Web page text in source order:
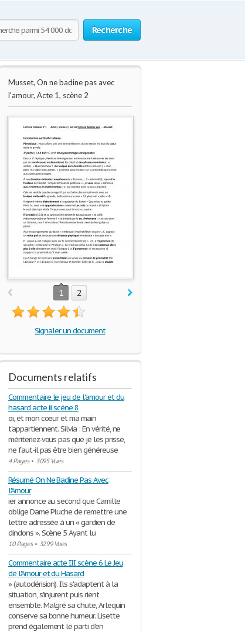
Recherche
Musset, On ne badine pas avec
l'amour, Acte 1, scène 2
1 2
Signaler un document
Documents relatifs
Commentaire le jeu de l'amour et du
hasard acte iii scéne 8
oi, et mon coeur et ma main
t'appartiennent. Silvia : En vérité, ne
mériteriez-vous pas que je les prisse,
ne faut-il pas être bien généreuse
4 Pages• 3095 Vues
Résumé On Ne Badine Pas Avec
l'Amour
ier annonce au second que Camille
oblige Dame Pluche de remettre une
lettre adressée à un « gardien de
dindons ». Scène 5 Ayant lu
10 Pages• 3299 Vues
Commentaire acte III scène 6 Le Jeu
de l'Amour et du Hasard
» (autodérision). Ils s'adaptent à la
situation, s'injurent puis rient
ensemble. Malgré sa chute, Arlequin
conserve sa bonne humeur. Lisette
prend également le parti d'en